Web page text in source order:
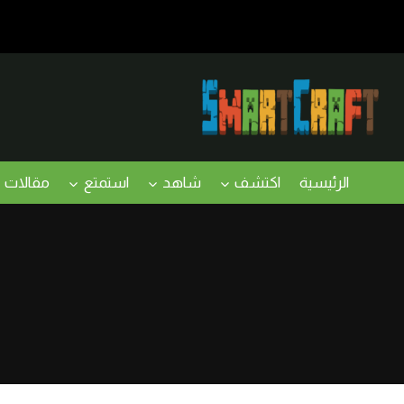
الرئيسية اكتشف شاهد استمتع مقالات